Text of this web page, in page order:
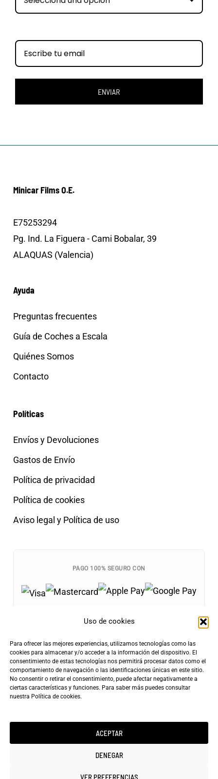
Uso de cookies
Para ofrecer las mejores experiencias, utilizamos tecnologías como las
cookies para almacenar y/o acceder a la información del dispositivo. El
consentimiento de estas tecnologías nos permitirá procesar datos como el
comportamiento de navegación o las identificaciones únicas en este sitio.
No consentir o retirar el consentimiento, puede afectar negativamente a
ciertas características y funciones. Para saber más puedes consultar
nuestra Política de cookies.
ACEPTAR
DENEGAR
VER PREFERENCIAS
ENVIAR
Minicar Films O.E.
E75253294
Pg. Ind. La Figuera - Cami Bobalar, 39
ALAQUAS (Valencia)
Ayuda
Preguntas frecuentes
Guía de Coches a Escala
Quiénes Somos
Contacto
Políticas
Envíos y Devoluciones
Gastos de Envío
Política de privacidad
Política de cookies
Aviso legal y Política de uso
PAGO 100% SEGURO CON
Tarifa de Envío
4,90€
Entrega Rápida
24-72h
Envíos Gratis
+100€
Copyright ©2025 minicarfilms.com